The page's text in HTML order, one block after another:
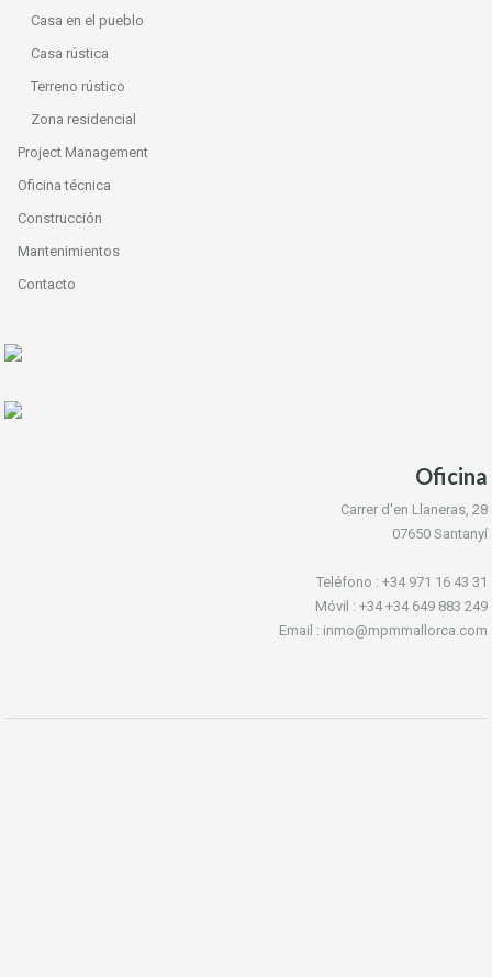
Casa en el pueblo
Casa rústica
Terreno rústico
Zona residencial
Project Management
Oficina técnica
Construcción
Mantenimientos
Contacto
Oficina
Carrer d'en Llaneras, 28
07650 Santanyí
Teléfono : +34 971 16 43 31
Móvil : +34 +34 649 883 249
Email : inmo@mpmmallorca.com